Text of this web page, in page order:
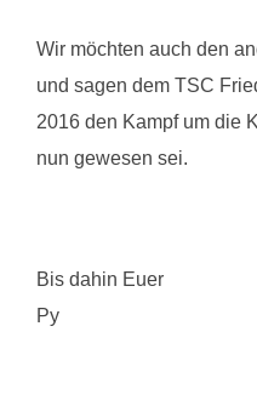
Wir möchten auch den
und sagen dem TSC
2016 den Kampf um die
nun gewesen sei.
Bis dahin Euer
Py